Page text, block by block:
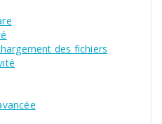
des fichiers